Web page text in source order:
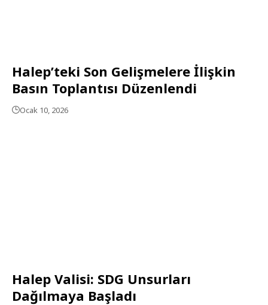
Halep’teki Son Gelişmelere İlişkin
Basın Toplantısı Düzenlendi
Ocak 10, 2026
Halep Valisi: SDG Unsurları
Dağılmaya Başladı